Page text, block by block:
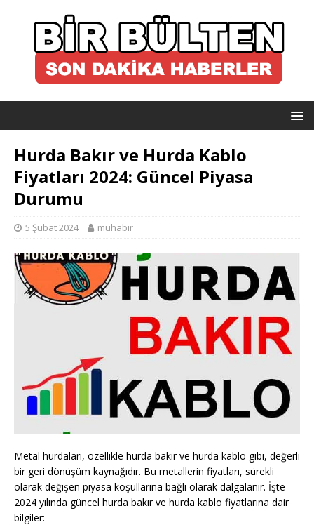
Hurda Bakır ve Hurda Kablo
Fiyatları 2024: Güncel Piyasa
Durumu
5 Şubat 2024 muhabir
Metal hurdaları, özellikle hurda bakır ve hurda kablo gibi, değerli
bir geri dönüşüm kaynağıdır. Bu metallerin fiyatları, sürekli
olarak değişen piyasa koşullarına bağlı olarak dalgalanır. İşte
2024 yılında güncel hurda bakır ve hurda kablo fiyatlarına dair
bilgiler: